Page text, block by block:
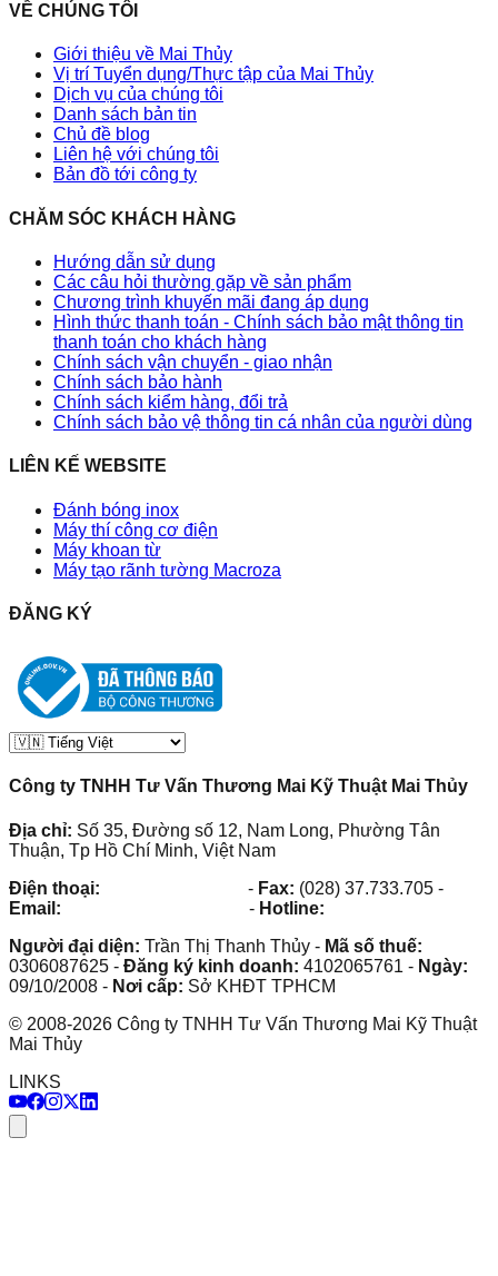
VỀ CHÚNG TÔI
Giới thiệu về Mai Thủy
Vị trí Tuyển dụng/Thực tập của Mai Thủy
Dịch vụ của chúng tôi
Danh sách bản tin
Chủ đề blog
Liên hệ với chúng tôi
Bản đồ tới công ty
CHĂM SÓC KHÁCH HÀNG
Hướng dẫn sử dụng
Các câu hỏi thường gặp về sản phẩm
Chương trình khuyến mãi đang áp dụng
Hình thức thanh toán - Chính sách bảo mật thông tin
thanh toán cho khách hàng
Chính sách vận chuyển - giao nhận
Chính sách bảo hành
Chính sách kiểm hàng, đổi trả
Chính sách bảo vệ thông tin cá nhân của người dùng
LIÊN KẾ WEBSITE
Đánh bóng inox
Máy thí công cơ điện
Máy khoan từ
Máy tạo rãnh tường Macroza
ĐĂNG KÝ
Công ty TNHH Tư Vấn Thương Mai Kỹ Thuật Mai Thủy
Địa chỉ: Số 35, Đường số 12, Nam Long, Phường Tân
Thuận, Tp Hồ Chí Minh, Việt Nam
Điện thoại:
- Fax: (028) 37.733.705 -
Email:
- Hotline:
Người đại diện: Trần Thị Thanh Thủy - Mã số thuế:
0306087625 - Đăng ký kinh doanh: 4102065761 - Ngày:
09/10/2008 - Nơi cấp: Sở KHĐT TPHCM
© 2008-2026 Công ty TNHH Tư Vấn Thương Mai Kỹ Thuật
Mai Thủy
LINKS